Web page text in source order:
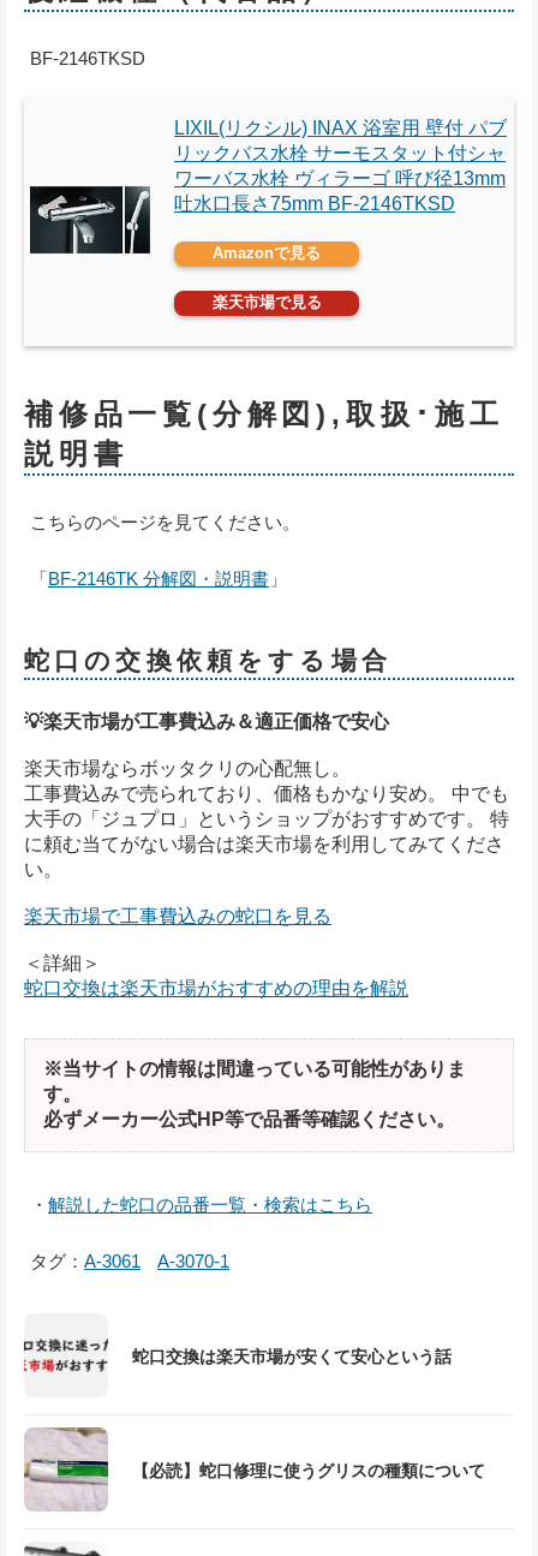
BF-2146TKSD
LIXIL(リクシル) INAX 浴室用 壁付 パブ
リックバス水栓 サーモスタット付シャ
ワーバス水栓 ヴィラーゴ 呼び径13mm
吐水口長さ75mm BF-2146TKSD
Amazonで見る
楽天市場で見る
補修品一覧(分解図),取扱･施工
説明書
こちらのページを見てください。
「BF-2146TK 分解図・説明書 」
蛇口の交換依頼をする場合
💡楽天市場が工事費込み＆適正価格で安心
楽天市場ならボッタクリの心配無し。
工事費込みで売られており、価格もかなり安め。 中でも
大手の「ジュプロ」というショップがおすすめです。 特
に頼む当てがない場合は楽天市場を利用してみてくださ
い。
楽天市場で工事費込みの蛇口を見る
＜詳細＞
蛇口交換は楽天市場がおすすめの理由を解説
※当サイトの情報は間違っている可能性がありま
す。
必ずメーカー公式HP等で品番等確認ください。
・ 解説した蛇口の品番一覧・検索はこちら
タグ： A-3061 A-3070-1
蛇口交換は楽天市場が安くて安心という話
【必読】蛇口修理に使うグリスの種類について